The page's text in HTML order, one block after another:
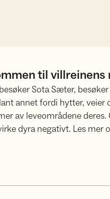
til villreinens
Sota Sæter,
annet fordi hytter, veier
av leveområdene
dyra negativt. Les mer